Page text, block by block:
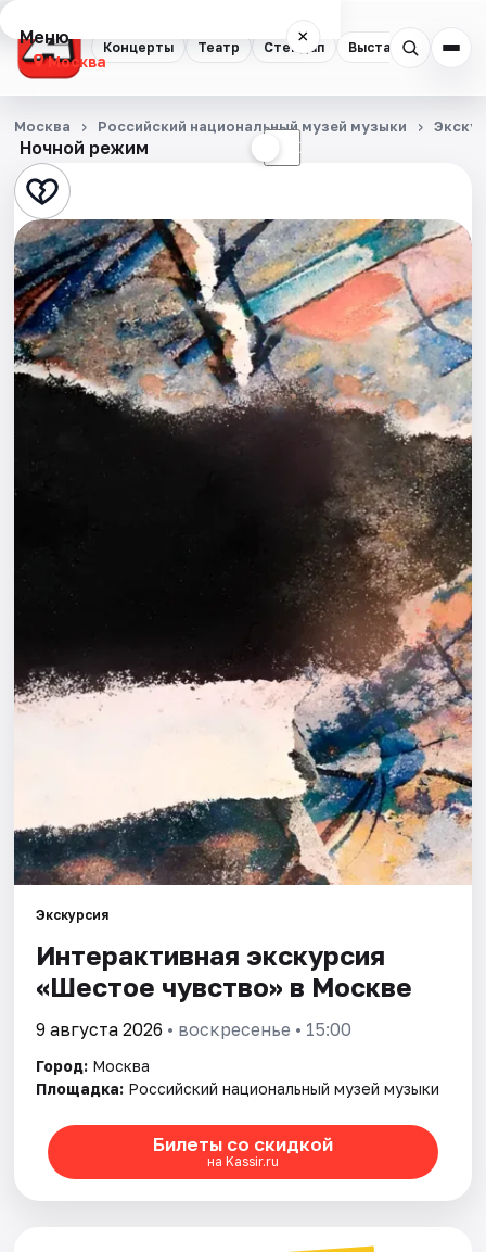
Концерты Театр Стендап Выставки
Меню ×
Москва
Концерты
Театр
Стендап
Выставки
Квесты
Экскурсии
Спорт
События
Площадки
Рейтинги
Ночной режим ☾
Москва Российский национальный музей музыки
Экскурсия
Интерактивная экскурсия
«Шестое чувство» в Москве
9 августа 2026 • воскресенье • 15:00
Город: Москва
Площадка: Российский национальный музей музыки
Билеты со скидкой
на Kassir.ru